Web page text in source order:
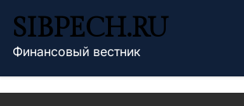
содержимому
SIBPECH.RU
Финансовый вестник